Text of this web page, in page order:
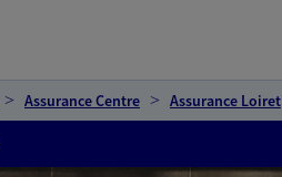
Assurance Centre Assurance Loiret